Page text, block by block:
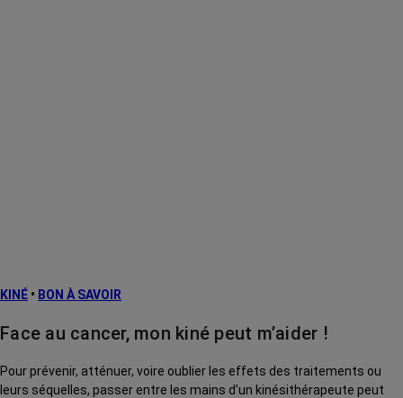
KINÉ • BON À SAVOIR
Face au cancer, mon kiné peut m’aider !
Pour prévenir, atténuer, voire oublier les effets des traitements ou
leurs séquelles, passer entre les mains d’un kinésithérapeute peut